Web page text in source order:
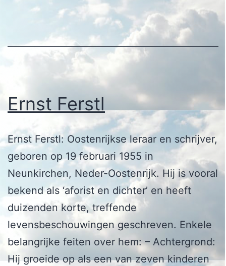
Ernst Ferstl
Ernst Ferstl: Oostenrijkse leraar en schrijver,
geboren op 19 februari 1955 in
Neunkirchen, Neder-Oostenrijk. Hij is vooral
bekend als ‘aforist en dichter’ en heeft
duizenden korte, treffende
levensbeschouwingen geschreven. Enkele
belangrijke feiten over hem: – Achtergrond:
Hij groeide op als een van zeven kinderen